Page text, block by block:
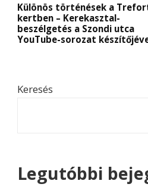
Különös történések a
kertben – Kerekasztal-
beszélgetés a Szondi utca
YouTube-sorozat
Keresés
Legutóbbi